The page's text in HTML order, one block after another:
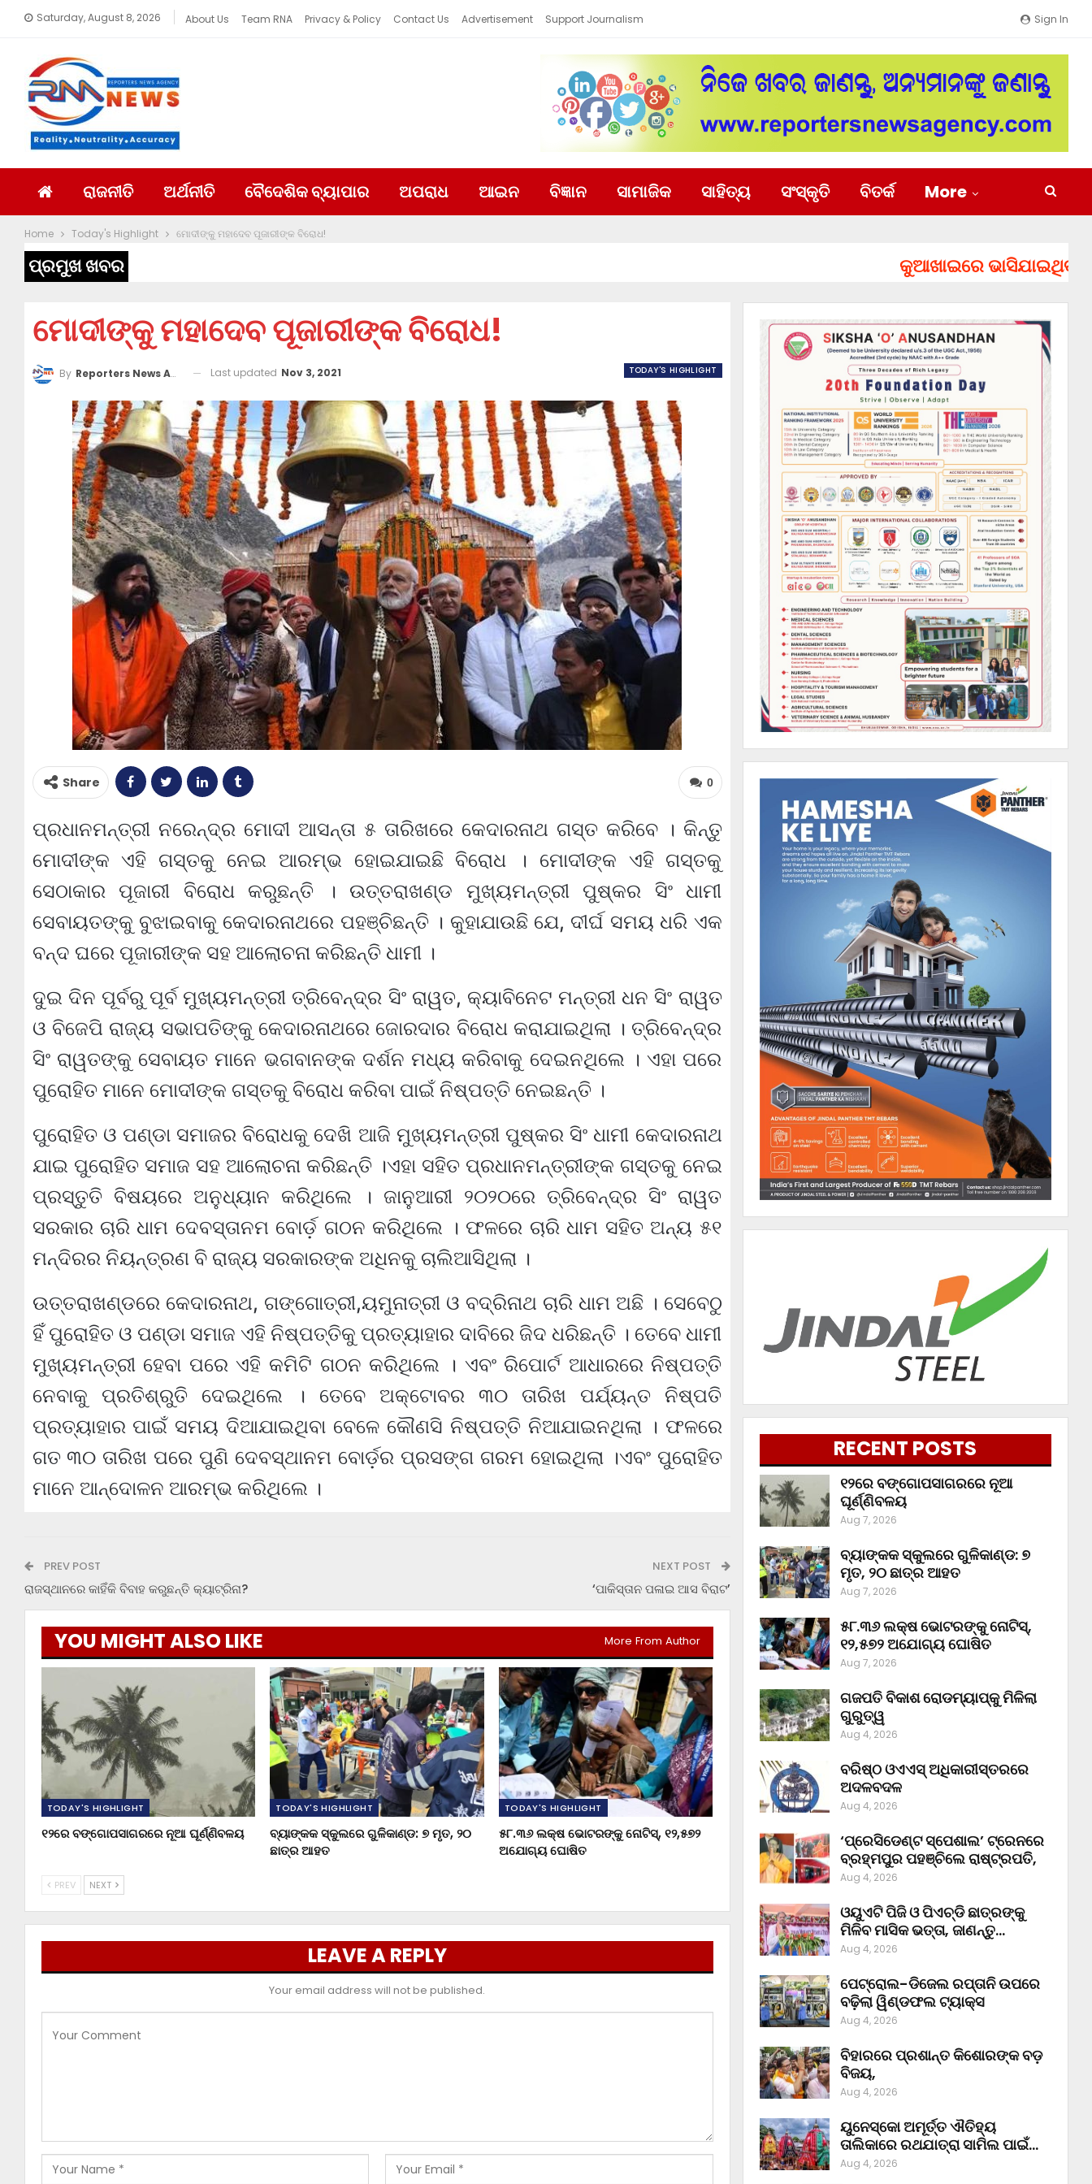
Sign In
Saturday, August 8, 2026 About Us Team RNA Privacy & Policy Contact Us Advertisement Support Journalism
ରାଜନୀତି ଅର୍ଥନୀତି ବୈଦେଶିକ ବ୍ୟାପାର ଅପରାଧ ଆଇନ ବିଜ୍ଞାନ ସାମାଜିକ ସାହିତ୍ୟ ସଂସ୍କୃତି ବିତର୍କ More
Home Today's Highlight ମୋଦୀଙ୍କୁ ମହାଦେବ ପୂଜାରୀଙ୍କ ବିରୋଧ!
ପ୍ରମୁଖ ଖବର କୁଆଖାଇରେ ଭାସିଯାଇଥିବା ୨
ମୋଦୀଙ୍କୁ ମହାଦେବ ପୂଜାରୀଙ୍କ ବିରୋଧ!
TODAY'S HIGHLIGHT
By Reporters News Agency Last updated Nov 3, 2021
0
Share
ପ୍ରଧାନମନ୍ତ୍ରୀ ନରେନ୍ଦ୍ର ମୋଦୀ ଆସନ୍ତା ୫ ତାରିଖରେ କେଦାରନାଥ ଗସ୍ତ କରିବେ । କିନ୍ତୁ
ମୋଦୀଙ୍କ ଏହି ଗସ୍ତକୁ ନେଇ ଆରମ୍ଭ ହୋଇଯାଇଛି ବିରୋଧ । ମୋଦୀଙ୍କ ଏହି ଗସ୍ତକୁ
ସେଠାକାର ପୂଜାରୀ ବିରୋଧ କରୁଛନ୍ତି । ଉତ୍ତରାଖଣ୍ଡ ମୁଖ୍ୟମନ୍ତ୍ରୀ ପୁଷ୍କର ସିଂ ଧାମୀ
ସେବାୟତଙ୍କୁ ବୁଝାଇବାକୁ କେଦାରନାଥରେ ପହଞ୍ଚିଛନ୍ତି । କୁହାଯାଉଛି ଯେ, ଦୀର୍ଘ ସମୟ ଧରି ଏକ
ବନ୍ଦ ଘରେ ପୂଜାରୀଙ୍କ ସହ ଆଲୋଚନା କରିଛନ୍ତି ଧାମୀ ।
ଦୁଇ ଦିନ ପୂର୍ବରୁ ପୂର୍ବ ମୁଖ୍ୟମନ୍ତ୍ରୀ ତ୍ରିବେନ୍ଦ୍ର ସିଂ ରାୱତ, କ୍ୟାବିନେଟ ମନ୍ତ୍ରୀ ଧନ ସିଂ ରାୱତ
ଓ ବିଜେପି ରାଜ୍ୟ ସଭାପତିଙ୍କୁ କେଦାରନାଥରେ ଜୋରଦାର ବିରୋଧ କରାଯାଇଥିଲା । ତ୍ରିବେନ୍ଦ୍ର
ସିଂ ରାୱତଙ୍କୁ ସେବାୟତ ମାନେ ଭଗବାନଙ୍କ ଦର୍ଶନ ମଧ୍ୟ କରିବାକୁ ଦେଇନଥିଲେ । ଏହା ପରେ
ପୁରୋହିତ ମାନେ ମୋଦୀଙ୍କ ଗସ୍ତକୁ ବିରୋଧ କରିବା ପାଇଁ ନିଷ୍ପତ୍ତି ନେଇଛନ୍ତି ।
ପୁରୋହିତ ଓ ପଣ୍ଡା ସମାଜର ବିରୋଧକୁ ଦେଖି ଆଜି ମୁଖ୍ୟମନ୍ତ୍ରୀ ପୁଷ୍କର ସିଂ ଧାମୀ କେଦାରନାଥ
ଯାଇ ପୁରୋହିତ ସମାଜ ସହ ଆଲୋଚନା କରିଛନ୍ତି ।ଏହା ସହିତ ପ୍ରଧାନମନ୍ତ୍ରୀଙ୍କ ଗସ୍ତକୁ ନେଇ
ପ୍ରସ୍ତୁତି ବିଷୟରେ ଅନୁଧ୍ୟାନ କରିଥିଲେ । ଜାନୁଆରୀ ୨୦୨୦ରେ ତ୍ରିବେନ୍ଦ୍ର ସିଂ ରାୱତ
ସରକାର ଚାରି ଧାମ ଦେବସ୍ତାନମ ବୋର୍ଡ଼ ଗଠନ କରିଥିଲେ । ଫଳରେ ଚାରି ଧାମ ସହିତ ଅନ୍ୟ ୫୧
ମନ୍ଦିରର ନିୟନ୍ତ୍ରଣ ବି ରାଜ୍ୟ ସରକାରଙ୍କ ଅଧିନକୁ ଚାଲିଆସିଥିଲା ।
ଉତ୍ତରାଖଣ୍ଡରେ କେଦାରନାଥ, ଗଙ୍ଗୋତ୍ରୀ,ୟମୁନାତ୍ରୀ ଓ ବଦ୍ରିନାଥ ଚାରି ଧାମ ଅଛି । ସେବେଠୁ
ହିଁ ପୁରୋହିତ ଓ ପଣ୍ଡା ସମାଜ ଏହି ନିଷ୍ପତ୍ତିକୁ ପ୍ରତ୍ୟାହାର ଦାବିରେ ଜିଦ ଧରିଛନ୍ତି । ତେବେ ଧାମୀ
ମୁଖ୍ୟମନ୍ତ୍ରୀ ହେବା ପରେ ଏହି କମିଟି ଗଠନ କରିଥିଲେ । ଏବଂ ରିପୋର୍ଟ ଆଧାରରେ ନିଷ୍ପତ୍ତି
ନେବାକୁ ପ୍ରତିଶ୍ରୁତି ଦେଇଥିଲେ । ତେବେ ଅକ୍ଟୋବର ୩୦ ତାରିଖ ପର୍ଯ୍ୟନ୍ତ ନିଷ୍ପତି
ପ୍ରତ୍ୟାହାର ପାଇଁ ସମୟ ଦିଆଯାଇଥିବା ବେଳେ କୌଣସି ନିଷ୍ପତ୍ତି ନିଆଯାଇନଥିଲା । ଫଳରେ
ଗତ ୩୦ ତାରିଖ ପରେ ପୁଣି ଦେବସ୍ଥାନମ ବୋର୍ଡ଼ର ପ୍ରସଙ୍ଗ ଗରମ ହୋଇଥିଲା ।ଏବଂ ପୁରୋହିତ
ମାନେ ଆନ୍ଦୋଳନ ଆରମ୍ଭ କରିଥିଲେ ।
PREV POST
ରାଜସ୍ଥାନରେ କାହିଁକି ବିବାହ କରୁଛନ୍ତି କ୍ୟାଟ୍ରିନା?
NEXT POST
‘ପାକିସ୍ତାନ ପଳାଇ ଆସ ବିରାଟ’
YOU MIGHT ALSO LIKE More From Author
TODAY'S HIGHLIGHT
୧୨ରେ ବଙ୍ଗୋପସାଗରରେ ନୂଆ ଘୂର୍ଣ୍ଣିବଳୟ
TODAY'S HIGHLIGHT
ବ୍ୟାଙ୍କକ ସ୍କୁଲରେ ଗୁଳିକାଣ୍ଡ: ୭ ମୃତ, ୨୦
ଛାତ୍ର ଆହତ
TODAY'S HIGHLIGHT
୫୮.୩୬ ଲକ୍ଷ ଭୋଟରଙ୍କୁ ନୋଟିସ୍‌, ୧୨,୫୭୨
ଅଯୋଗ୍ୟ ଘୋଷିତ
PREV NEXT
LEAVE A REPLY
Your email address will not be published.
RECENT POSTS
୧୨ରେ ବଙ୍ଗୋପସାଗରରେ ନୂଆ
ଘୂର୍ଣ୍ଣିବଳୟ
Aug 7, 2026
ବ୍ୟାଙ୍କକ ସ୍କୁଲରେ ଗୁଳିକାଣ୍ଡ: ୭
ମୃତ, ୨୦ ଛାତ୍ର ଆହତ
Aug 7, 2026
୫୮.୩୬ ଲକ୍ଷ ଭୋଟରଙ୍କୁ ନୋଟିସ୍‌,
୧୨,୫୭୨ ଅଯୋଗ୍ୟ ଘୋଷିତ
Aug 7, 2026
ଗଜପତି ବିକାଶ ରୋଡମ୍ୟାପ୍‌କୁ ମିଳିଲା
ଗୁରୁତ୍ୱ
Aug 4, 2026
ବରିଷ୍ଠ ଓଏଏସ୍‌ ଅଧିକାରୀସ୍ତରରେ
ଅଦଳବଦଳ
Aug 4, 2026
‘ପ୍ରେସିଡେଣ୍ଟ ସ୍ପେଶାଲ’ ଟ୍ରେନରେ
ବ୍ରହ୍ମପୁର ପହଞ୍ଚିଲେ ରାଷ୍ଟ୍ରପତି,
Aug 4, 2026
ଓୟୁଏଟି ପିଜି ଓ ପିଏଚ୍‌ଡି ଛାତ୍ରଙ୍କୁ
ମିଳିବ ମାସିକ ଭତ୍ତା, ଜାଣନ୍ତୁ…
Aug 4, 2026
ପେଟ୍ରୋଲ-ଡିଜେଲ ରପ୍ତାନି ଉପରେ
ବଢ଼ିଲା ୱିଣ୍ଡଫଲ ଟ୍ୟାକ୍ସ
Aug 4, 2026
ବିହାରରେ ପ୍ରଶାନ୍ତ କିଶୋରଙ୍କ ବଡ଼
ବିଜୟ,
Aug 4, 2026
ୟୁନେସ୍କୋ ଅମୂର୍ତ୍ତ ଐତିହ୍ୟ
ତାଲିକାରେ ରଥଯାତ୍ରା ସାମିଲ ପାଇଁ…
Aug 4, 2026